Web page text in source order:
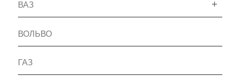
ВАЗ
ВОЛЬВО
ГАЗ